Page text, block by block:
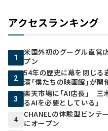
アクセスランキング
1
米国外初のグーグル直営
プン
2
54年の歴史に幕を閉じる
演「僕たちの映画館」が開
3
楽天市場に「AI店長」 三
るAIを必要としている」
4
CHANELの体験型ビンテ
にオープン